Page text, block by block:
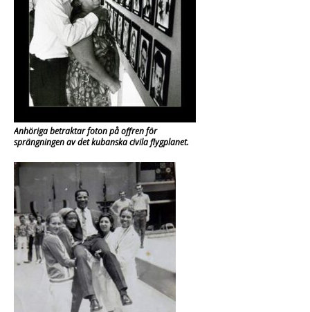
Anhöriga betraktar foton på offren för
sprängningen av det kubanska civila flygplanet.